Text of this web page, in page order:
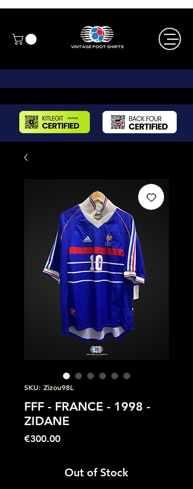
SKU: Zizou98L
FFF - FRANCE - 1998 -
ZIDANE
€300.00Price
Out of Stock